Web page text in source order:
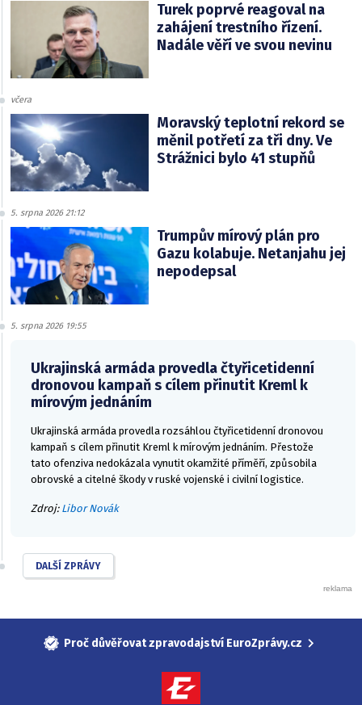
Turek poprvé reagoval na
zahájení trestního řízení.
Nadále věří ve svou nevinu
včera
Moravský teplotní rekord se
měnil potřetí za tři dny. Ve
Strážnici bylo 41 stupňů
5. srpna 2026 21:12
Trumpův mírový plán pro
Gazu kolabuje. Netanjahu jej
nepodepsal
5. srpna 2026 19:55
Ukrajinská armáda provedla čtyřicetidenní
dronovou kampaň s cílem přinutit Kreml k
mírovým jednáním
Ukrajinská armáda provedla rozsáhlou čtyřicetidenní dronovou
kampaň s cílem přinutit Kreml k mírovým jednáním. Přestože
tato ofenziva nedokázala vynutit okamžité příměří, způsobila
obrovské a citelné škody v ruské vojenské i civilní logistice.
Zdroj: Libor Novák
DALŠÍ ZPRÁVY
Proč důvěřovat zpravodajství EuroZprávy.cz